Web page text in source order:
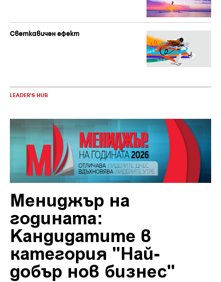
Светкавичен ефект
LEADER'S HUB
Мениджър на
годината:
Кандидатите в
категория "Най-
добър нов бизнес"